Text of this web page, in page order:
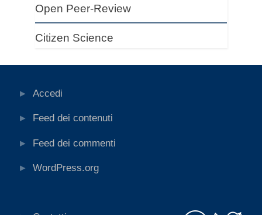
Open Peer-Review
Citizen Science
Accedi
Feed dei contenuti
Feed dei commenti
WordPress.org